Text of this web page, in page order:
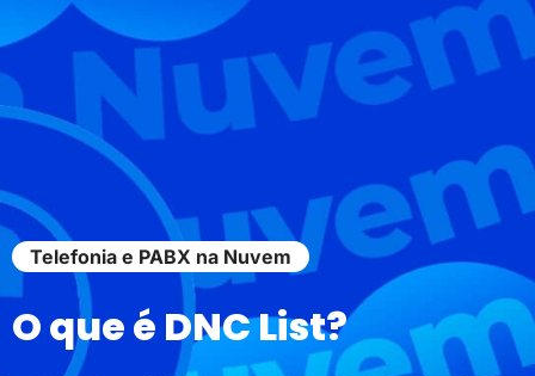
Telefonia e PABX na Nuvem
O que é DNC List?